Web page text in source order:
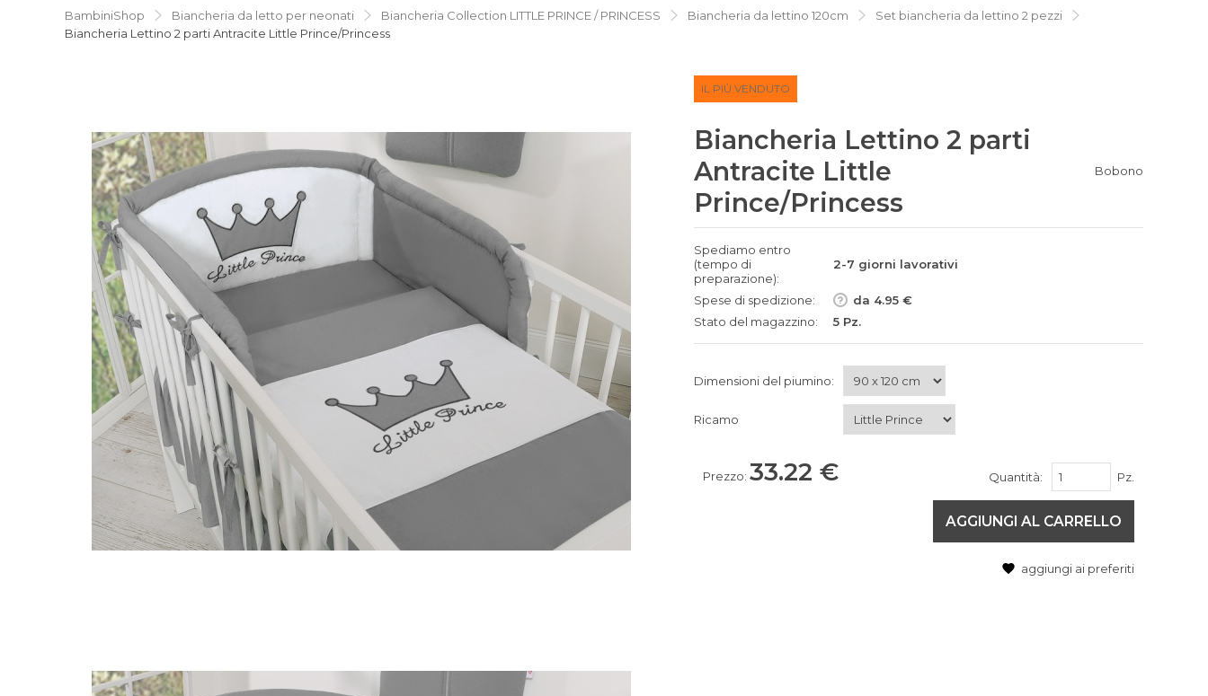
BambiniShop Biancheria da letto per neonati Biancheria Collection LITTLE PRINCE / PRINCESS Biancheria da lettino 120cm
Set biancheria da lettino 2 pezzi
Biancheria Lettino 2 parti Antracite Little Prince/Princess
IL PIÙ VENDUTO
Biancheria Lettino 2 parti
Antracite Little
Prince/Princess
Bobono
Spediamo entro
(tempo di
preparazione):
2-7 giorni lavorativi
Spese di spedizione:
da 4.95 €
Stato del magazzino:
5 Pz.
Dimensioni del piumino:
Ricamo
Prezzo: 33.22 € Quantità: Pz.
AGGIUNGI AL CARRELLO
aggiungi ai preferiti